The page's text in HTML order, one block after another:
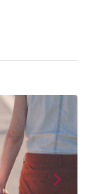
arrow_forward_iosNext